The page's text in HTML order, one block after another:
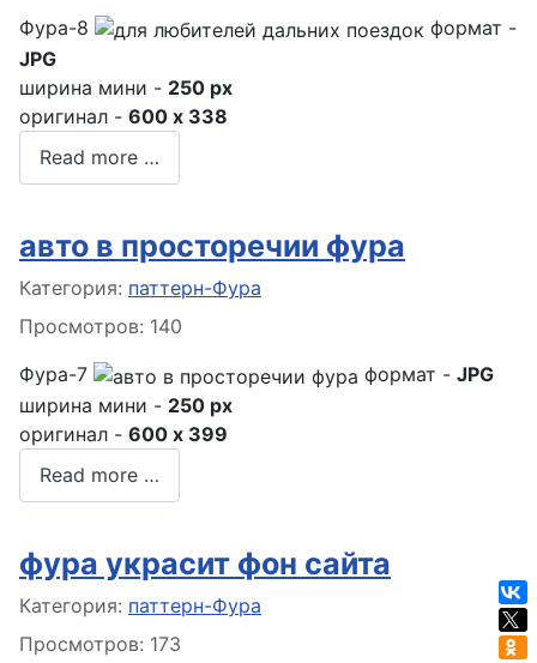
Фура-8
формат -
JPG
ширина мини - 250 px
оригинал - 600 x 338
Read more …
авто в просторечии фура
Информация о материале
Категория: паттерн-Фура
Просмотров: 140
Фура-7
формат - JPG
ширина мини - 250 px
оригинал - 600 x 399
Read more …
фура украсит фон сайта
Информация о материале
Категория: паттерн-Фура
Просмотров: 173